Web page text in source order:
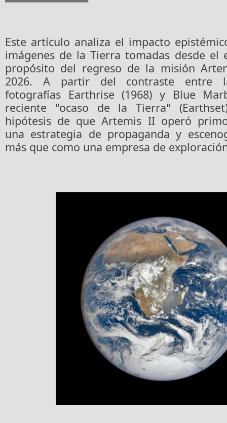
Este artículo analiza el impacto
imágenes de la Tierra tomadas desde el
propósito del regreso de la misión
2026. A partir del contraste entre
fotografías Earthrise (1968) y Blue
reciente "ocaso de la Tierra"
hipótesis de que Artemis II operó
una estrategia de propaganda y
más que como una empresa de